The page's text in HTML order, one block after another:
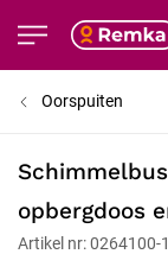
Oorspuiten
opbergdoos
Artikel nr: 0264100-